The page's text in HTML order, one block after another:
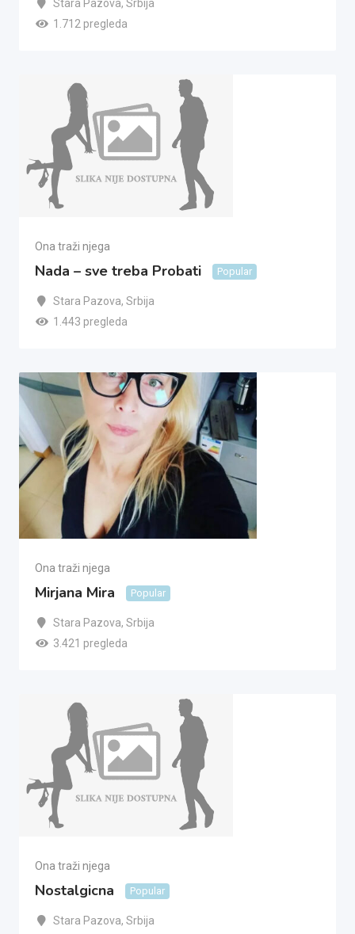
Stara Pazova, Srbija
1.712 pregleda
Ona traži njega
Nada – sve treba Probati Popular
Stara Pazova, Srbija
1.443 pregleda
Ona traži njega
Mirjana Mira Popular
Stara Pazova, Srbija
3.421 pregleda
Ona traži njega
Nostalgicna Popular
Stara Pazova, Srbija